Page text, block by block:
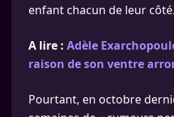
enfant chacun de leur côté.
A lire : Adèle
raison de son ventre
Pourtant, en octobre